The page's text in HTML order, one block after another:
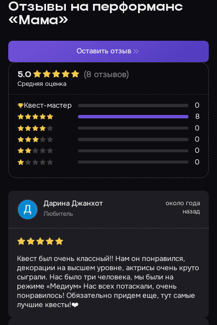
Отзывы на перформанс
«Мама»
Средняя оценка
5.0 (8 отзывов)
Квест-мастер
0
8
0
0
0
0
Оставить отзыв
Дарина Джанхот
Любитель
около года
назад
Квест был очень классный!! Нам он понравился,
декорации на высшем уровне, актрисы очень круто
сыграли. Нас было три человека, мы были на
режиме «Медиум» Нас всех потаскали, очень
понравилось! Обязательно придем еще, тут самые
лучшие квесты!❤️